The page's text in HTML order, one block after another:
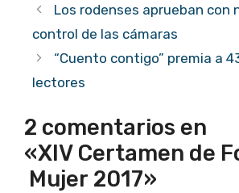
Los rodenses aprueban con
control de las cámaras
“Cuento contigo” premia a
lectores
2 comentarios en
«XIV Certamen de
Mujer 2017»